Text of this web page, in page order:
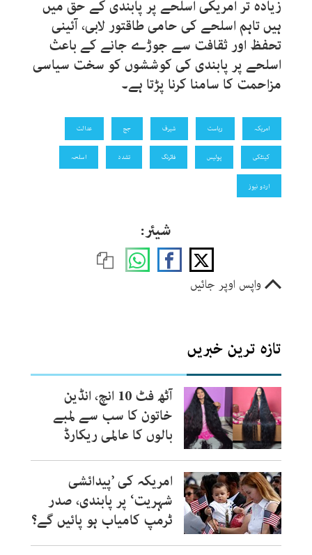
زیادہ تر امریکی اسلحے پر پابندی کے حق میں
ہیں تاہم اسلحے کی حامی طاقتور لابی، آئینی
تحفظ اور ثقافت سے جوڑے جانے کے باعث
اسلحے پر پابندی کی کوششوں کو سخت سیاسی
مزاحمت کا سامنا کرنا پڑتا ہے۔
امریکہ ریاست شیرف جج عدالت
کینٹکی پولیس فائرنگ تشدد اسلحہ
اردو نیوز
شیئر:
واپس اوپر جائیں
تازہ ترین خبریں
آٹھ فٹ 10 انچ، انڈین
خاتون کا سب سے لمبے
بالوں کا عالمی ریکارڈ
امریکہ کی ’پیدائشی
شہریت‘ پر پابندی، صدر
ٹرمپ کامیاب ہو پائیں گے؟